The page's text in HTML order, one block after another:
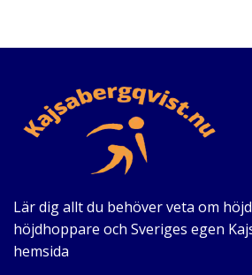
Lär dig allt du behöver veta om
höjdhoppare och Sveriges egen
hemsida